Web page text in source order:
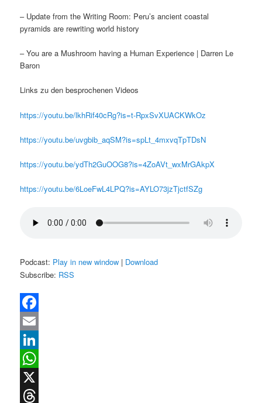
– Update from the Writing Room: Peru’s ancient coastal
pyramids are rewriting world history
– You are a Mushroom having a Human Experience | Darren Le
Baron
Links zu den besprochenen Videos
https://youtu.be/lkhRif40cRg?is=t-RpxSvXUACKWkOz
https://youtu.be/uvgbib_aqSM?is=spLt_4mxvqTpTDsN
https://youtu.be/ydTh2GuOOG8?is=4ZoAVt_wxMrGAkpX
https://youtu.be/6LoeFwL4LPQ?is=AYLO73jzTjctfSZg
Podcast: Play in new window | Download
Subscribe: RSS
Facebook
Email
LinkedIn
WhatsApp
X